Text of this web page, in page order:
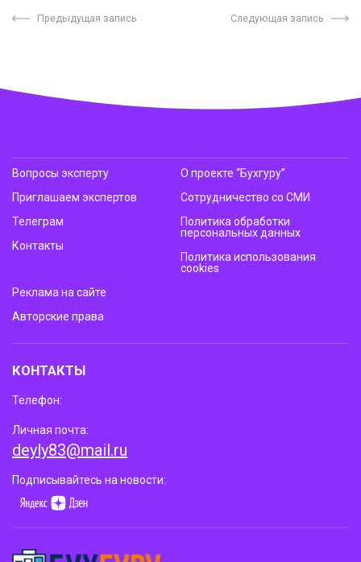
Предыдущая запись Следующая запись
Вопросы эксперту
Приглашаем экспертов
Телеграм
Контакты
О проекте “Бухгуру”
Сотрудничество со СМИ
Политика обработки
персональных данных
Политика использования
cookies
Реклама на сайте
Авторские права
КОНТАКТЫ
Телефон:
Личная почта:
deyly83@mail.ru
Подписывайтесь на новости: